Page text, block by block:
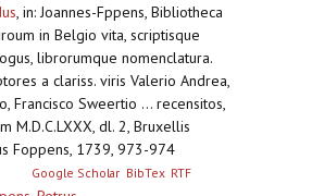
, in: Joannes-Fppens, Bibliotheca
in Belgio vita, scriptisque
librorumque nomenclatura.
a clariss. viris Valerio Andrea,
Francisco Sweertio ... recensitos,
M.D.C.LXXX, dl. 2, Bruxellis
Foppens, 1739, 973-974
Google Scholar BibTex RTF